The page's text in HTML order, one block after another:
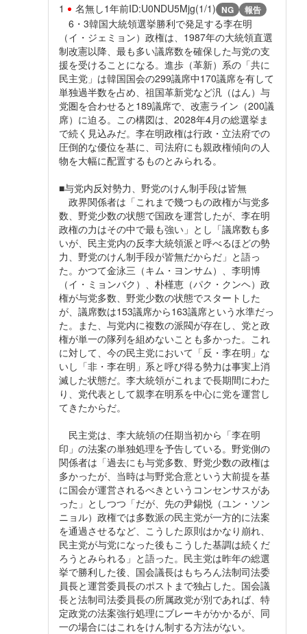
1 名無し1年前ID:U0NDU5Mjg(1/1) NG 報告
6・3韓国大統領選挙勝利で発足する李在明
（イ・ジェミョン）政権は、1987年の大統領直選
制改憲以降、最も多い議席数を確保した与党の支
援を受けることになる。進歩（革新）系の「共に
民主党」は韓国国会の299議席中170議席を有して
単独過半数を占め、祖国革新党など汎（はん）与
党圏を合わせると189議席で、改憲ライン（200議
席）に迫る。この構図は、2028年4月の総選挙ま
で続く見込みだ。李在明政権は行政・立法府での
圧倒的な優位を基に、司法府にも親政権傾向の人
物を大幅に配置するものとみられる。
■与党内反対勢力、野党のけん制手段は皆無
政界関係者は「これまで幾つもの政権が与党多
数、野党少数の状態で国政を運営したが、李在明
政権の力はその中で最も強い」とし「議席数も多
いが、民主党内の反李大統領派と呼べるほどの勢
力、野党のけん制手段が皆無だからだ」と語っ
た。かつて金泳三（キム・ヨンサム）、李明博
（イ・ミョンバク）、朴槿恵（パク・クンヘ）政
権が与党多数、野党少数の状態でスタートした
が、議席数は153議席から163議席という水準だっ
た。また、与党内に複数の派閥が存在し、党と政
権が単一の隊列を組めないことも多かった。これ
に対して、今の民主党において「反・李在明」な
いし「非・李在明」系と呼び得る勢力は事実上消
滅した状態だ。李大統領がこれまで長期間にわた
り、党代表として親李在明系を中心に党を運営し
てきたからだ。
民主党は、李大統領の任期当初から「李在明
印」の法案の単独処理を予告している。野党側の
関係者は「過去にも与党多数、野党少数の政権は
多かったが、当時は与野党合意という大前提を基
に国会が運営されるべきというコンセンサスがあ
った」としつつ「だが、先の尹錫悦（ユン・ソン
ニョル）政権では多数派の民主党が一方的に法案
を通過させるなど、こうした原則はかなり崩れ、
民主党が与党になった後もこうした基調は続くだ
ろうとみられる」と語った。民主党は昨年の総選
挙で勝利した後、国会議長はもちろん法制司法委
員長と運営委員長のポストまで独占した。国会議
長と法制司法委員長の所属政党が別であれば、特
定政党の法案強行処理にブレーキがかかるが、同
一の場合にはこれをけん制する方法がない。